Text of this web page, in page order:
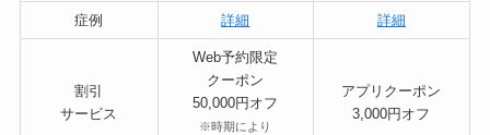
症例 詳細 詳細
割引
サービス
Web予約限定
クーポン
50,000円オフ
※時期により
アプリクーポン
3,000円オフ